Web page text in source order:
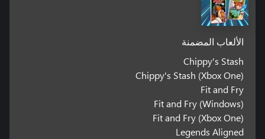
الألعاب المضمنة
Chippy's Stash
Chippy's Stash (Xbox One)
Fit and Fry
Fit and Fry (Windows)
Fit and Fry (Xbox One)
Legends Aligned